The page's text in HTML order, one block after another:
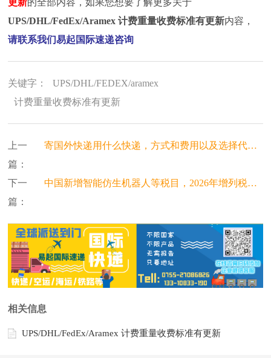
更新的全部内容，如果您想要了解更多关于
UPS/DHL/FedEx/Aramex 计费重量收费标准有更新内容，
请联系我们易起国际速递咨询
关键字：
UPS/DHL/FEDEX/aramex
计费重量收费标准有更新
上一
篇：
寄国外快递用什么快递，方式和费用以及选择代理方式
下一
篇：
中国新增智能仿生机器人等税目，2026年增列税目折射智造出海新趋势
相关信息
UPS/DHL/FedEx/Aramex 计费重量收费标准有更新